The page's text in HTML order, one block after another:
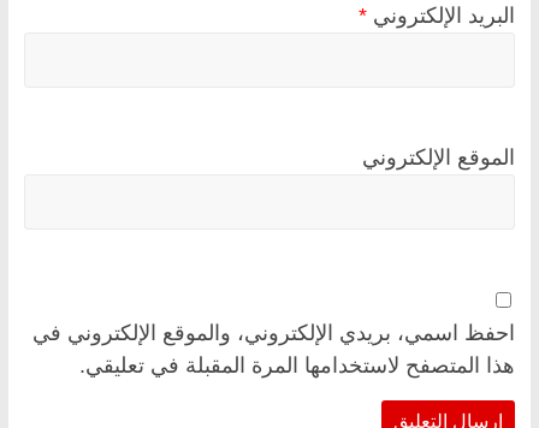
البريد الإلكتروني *
الموقع الإلكتروني
احفظ اسمي، بريدي الإلكتروني، والموقع الإلكتروني في
هذا المتصفح لاستخدامها المرة المقبلة في تعليقي.